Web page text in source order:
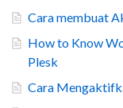
Cara membuat
How to Know
Plesk
Cara